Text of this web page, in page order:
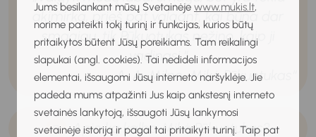
Jums besilankant mūsų Svetainėje www.mukis.lt,
norime pateikti tokį turinį ir funkcijas, kurios būtų
pritaikytos būtent Jūsų poreikiams. Tam reikalingi
slapukai (angl. cookies). Tai nedideli informacijos
elementai, išsaugomi Jūsų interneto naršyklėje. Jie
padeda mums atpažinti Jus kaip ankstesnį interneto
svetainės lankytoją, išsaugoti Jūsų lankymosi
svetainėje istoriją ir pagal tai pritaikyti turinį. Taip pat
akimirka, prieš pat valgant, kai būna dar
smagiau, tik Pūkuotukas nežino, kaip ji
vadinasi.“
- A. A. Milne „Mikė Pūkuotukas“
Apie ką kalba Mikė Pūkuotukas?